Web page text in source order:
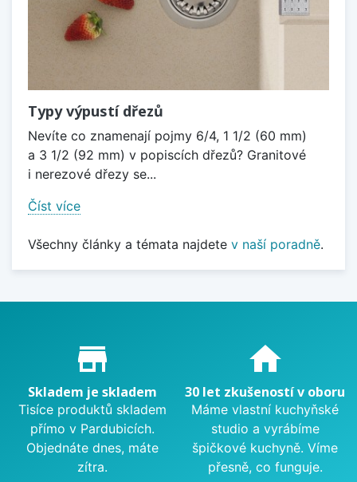
Typy výpustí dřezů
Nevíte co znamenají pojmy 6/4, 1 1/2 (60 mm)
a 3 1/2 (92 mm) v popiscích dřezů? Granitové
i nerezové dřezy se...
Číst více
Všechny články a témata najdete v naší poradně.
Proč nakupovat u nás?
store_mall_directory
Skladem je skladem
Tisíce produktů skladem
přímo v Pardubicích.
Objednáte dnes, máte
zítra.
home
30 let zkušeností v oboru
Máme vlastní kuchyňské
studio a vyrábíme
špičkové kuchyně. Víme
přesně, co funguje.